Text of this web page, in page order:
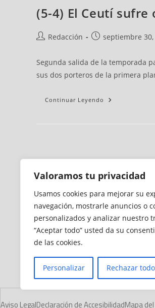
Valoramos tu privacidad
Usamos cookies para mejorar su
navegación, mostrarle anuncios o
personalizados y analizar nuestro
“Aceptar todo” usted da su
de las cookies.
Personalizar Rechazar todo
(5-4) El Ceutí
Redacción septiembre 30,
Segunda salida de la temporada
sus dos porteros de la primera
Continuar Leyendo
Aviso LegalDeclaración de AccesibilidadMapa